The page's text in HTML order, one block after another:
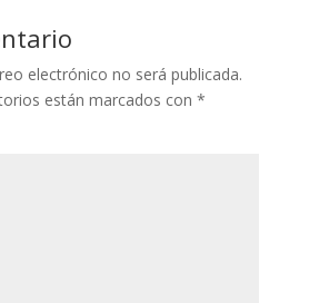
electrónico no será publicada.
están marcados con *